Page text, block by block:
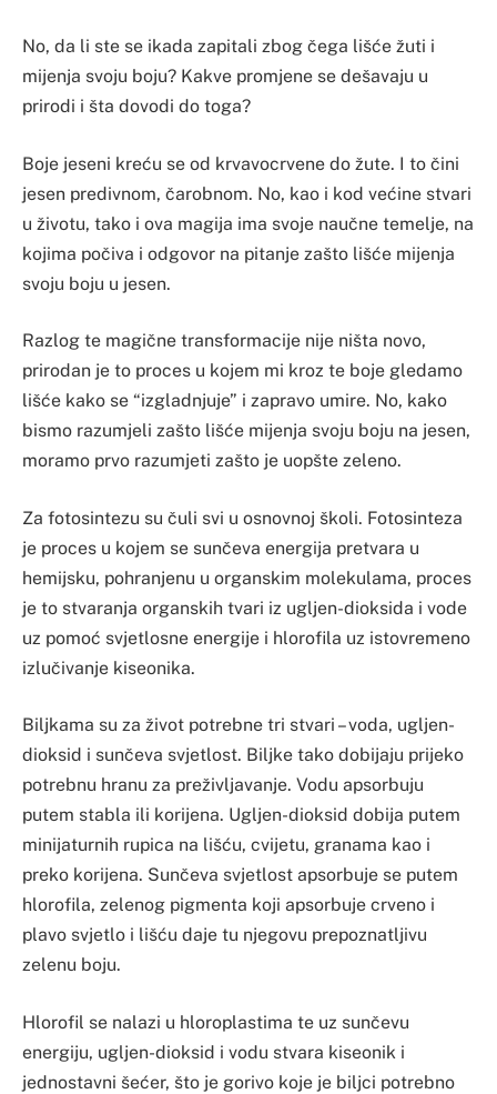
No, da li ste se ikada zapitali zbog čega lišće žuti i
mijenja svoju boju? Kakve promjene se dešavaju u
prirodi i šta dovodi do toga?
Boje jeseni kreću se od krvavocrvene do žute. I to čini
jesen predivnom, čarobnom. No, kao i kod većine stvari
u životu, tako i ova magija ima svoje naučne temelje, na
kojima počiva i odgovor na pitanje zašto lišće mijenja
svoju boju u jesen.
Razlog te magične transformacije nije ništa novo,
prirodan je to proces u kojem mi kroz te boje gledamo
lišće kako se “izgladnjuje” i zapravo umire. No, kako
bismo razumjeli zašto lišće mijenja svoju boju na jesen,
moramo prvo razumjeti zašto je uopšte zeleno.
Za fotosintezu su čuli svi u osnovnoj školi. Fotosinteza
je proces u kojem se sunčeva energija pretvara u
hemijsku, pohranjenu u organskim molekulama, proces
je to stvaranja organskih tvari iz ugljen-dioksida i vode
uz pomoć svjetlosne energije i hlorofila uz istovremeno
izlučivanje kiseonika.
Biljkama su za život potrebne tri stvari – voda, ugljen-
dioksid i sunčeva svjetlost. Biljke tako dobijaju prijeko
potrebnu hranu za preživljavanje. Vodu apsorbuju
putem stabla ili korijena. Ugljen-dioksid dobija putem
minijaturnih rupica na lišću, cvijetu, granama kao i
preko korijena. Sunčeva svjetlost apsorbuje se putem
hlorofila, zelenog pigmenta koji apsorbuje crveno i
plavo svjetlo i lišću daje tu njegovu prepoznatljivu
zelenu boju.
Hlorofil se nalazi u hloroplastima te uz sunčevu
energiju, ugljen-dioksid i vodu stvara kiseonik i
jednostavni šećer, što je gorivo koje je biljci potrebno